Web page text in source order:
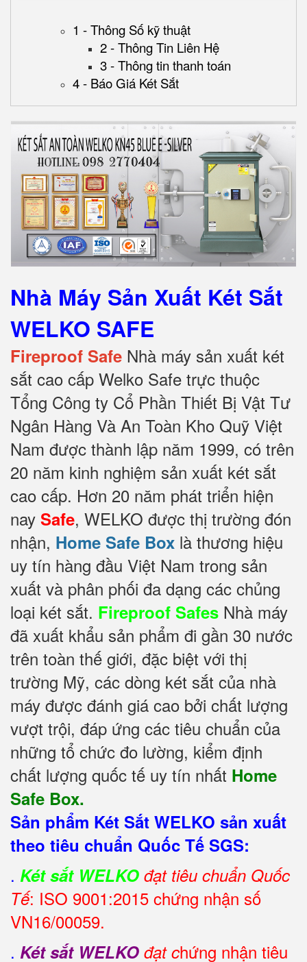
1 - Thông Số kỹ thuật
2 - Thông Tin Liên Hệ
3 - Thông tin thanh toán
4 - Báo Giá Két Sắt
Nhà Máy Sản Xuất Két Sắt
WELKO SAFE
Fireproof Safe Nhà máy sản xuất két
sắt cao cấp Welko Safe trực thuộc
Tổng Công ty Cổ Phần Thiết Bị Vật Tư
Ngân Hàng Và An Toàn Kho Quỹ Việt
Nam được thành lập năm 1999, có trên
20 năm kinh nghiệm sản xuất két sắt
cao cấp. Hơn 20 năm phát triển hiện
nay Safe, WELKO được thị trường đón
nhận, Home Safe Box là thương hiệu
uy tín hàng đầu Việt Nam trong sản
xuất và phân phối đa dạng các chủng
loại két sắt. Fireproof Safes Nhà máy
đã xuất khẩu sản phẩm đi gần 30 nước
trên toàn thế giới, đặc biệt với thị
trường Mỹ, các dòng két sắt của nhà
máy được đánh giá cao bởi chất lượng
vượt trội, đáp ứng các tiêu chuẩn của
những tổ chức đo lường, kiểm định
chất lượng quốc tế uy tín nhất Home
Safe Box.
Sản phẩm Két Sắt WELKO sản xuất
theo tiêu chuẩn Quốc Tế SGS:
. Két sắt WELKO đạt tiêu chuẩn Quốc
Tế: ISO 9001:2015 chứng nhận số
VN16/00059.
. Két sắt WELKO đạt chứng nhận tiêu